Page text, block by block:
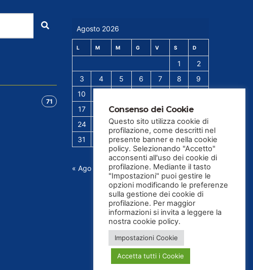
71
Agosto 2026
L M M G V S D
1
2
3
4 5 6 7 8
9
10
17
19 20 21 22
24
26 27 28 29
30
31
« Ago
Consenso dei Cookie
Questo sito utilizza cookie di
profilazione, come descritti nel
presente banner e nella cookie
policy. Selezionando "Accetto"
acconsenti all'uso dei cookie di
profilazione. Mediante il tasto
"Impostazioni" puoi gestire le
opzioni modificando le preferenze
sulla gestione dei cookie di
profilazione. Per maggior
informazioni si invita a leggere la
nostra cookie policy.
Impostazioni Cookie
Accetta tutti i Cookie